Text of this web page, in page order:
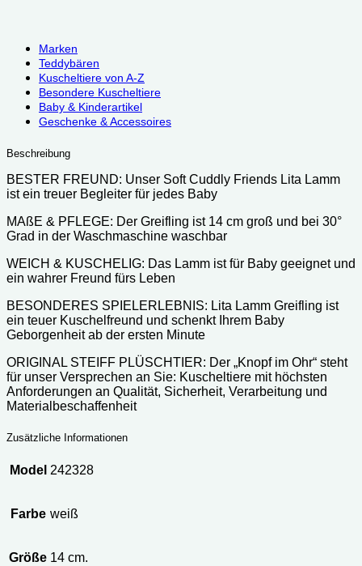
Marken
Teddybären
Kuscheltiere von A-Z
Besondere Kuscheltiere
Baby & Kinderartikel
Geschenke & Accessoires
Beschreibung
BESTER FREUND: Unser Soft Cuddly Friends Lita Lamm
ist ein treuer Begleiter für jedes Baby
MAßE & PFLEGE: Der Greifling ist 14 cm groß und bei 30°
Grad in der Waschmaschine waschbar
WEICH & KUSCHELIG: Das Lamm ist für Baby geeignet und
ein wahrer Freund fürs Leben
BESONDERES SPIELERLEBNIS: Lita Lamm Greifling ist
ein teuer Kuschelfreund und schenkt Ihrem Baby
Geborgenheit ab der ersten Minute
ORIGINAL STEIFF PLÜSCHTIER: Der „Knopf im Ohr“ steht
für unser Versprechen an Sie: Kuscheltiere mit höchsten
Anforderungen an Qualität, Sicherheit, Verarbeitung und
Materialbeschaffenheit
Zusätzliche Informationen
Model 242328
Farbe weiß
Größe 14 cm.